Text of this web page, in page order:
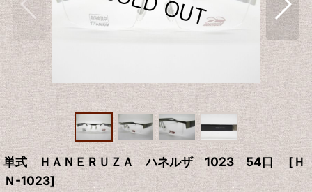
単式 ＨＡＮＥＲＵＺＡ ハネルザ 1023 54口 [Ｈ
Ｎ-1023]